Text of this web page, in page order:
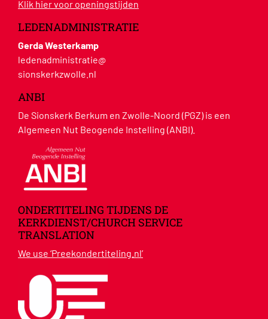
Klik hier voor openingstijden
LEDENADMINISTRATIE
Gerda Westerkamp
ledenadministratie@
sionskerkzwolle.nl
ANBI
De Sionskerk Berkum en Zwolle-Noord (PGZ) is een
Algemeen Nut Beogende Instelling (ANBI).
ONDERTITELING TIJDENS DE
KERKDIENST/CHURCH SERVICE
TRANSLATION
We use ‘Preekondertiteling.nl’